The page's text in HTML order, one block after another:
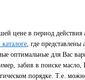
цене в период
, где
оптимальные для Вас
забив в поиске
порядке. Т.е.